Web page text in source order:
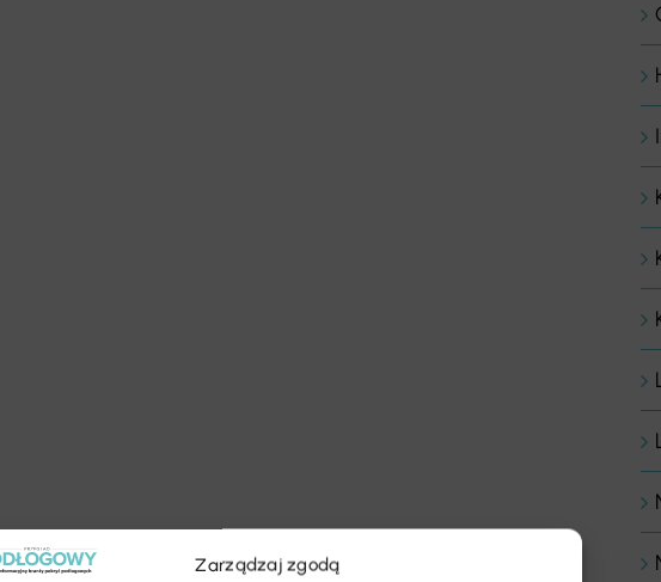
Zarządzaj zgodą